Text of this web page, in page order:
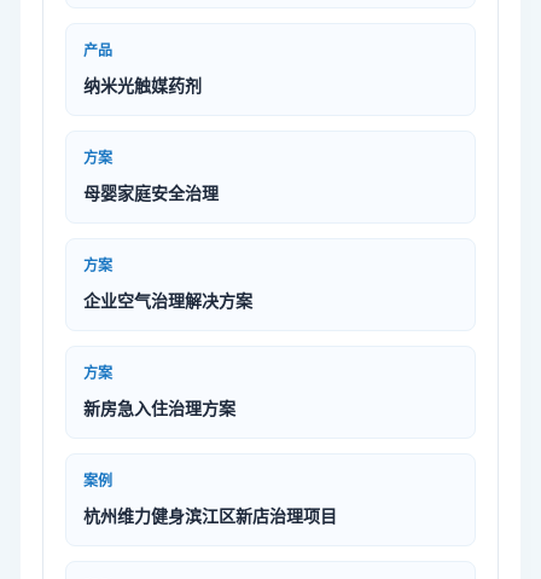
产品
纳米光触媒药剂
方案
母婴家庭安全治理
方案
企业空气治理解决方案
方案
新房急入住治理方案
案例
杭州维力健身滨江区新店治理项目